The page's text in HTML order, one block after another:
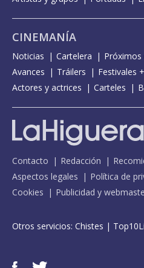
CINEMANÍA
Noticias Cartelera
Avances
Tráilers
Festivales
Actores y actrices
Carteles
Contacto Redacción
Aspectos legales
Política de
Cookies
Publicidad y
Otros servicios: Chistes |